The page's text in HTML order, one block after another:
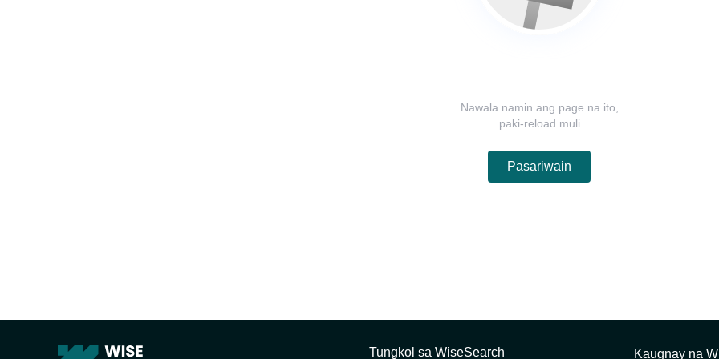
Nawala namin ang page na ito,
paki-reload muli
Pasariwain
Tungkol sa WiseSearch Kaugnay na